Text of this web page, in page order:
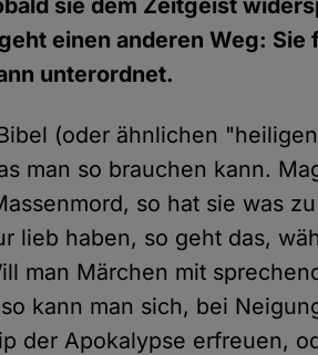
sie dem Zeitgeist
einen anderen Weg: Sie
unterordnet.
(oder ähnlichen
man so brauchen kann.
so hat sie was
lieb haben, so geht das,
man Märchen mit
kann man sich, bei
der Apokalypse erfreuen,